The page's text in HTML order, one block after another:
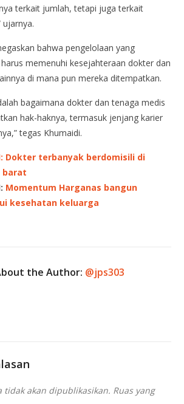
terkait jumlah, tetapi juga terkait
ujarnya.
bahwa pengelolaan yang
memenuhi kesejahteraan dokter dan
di mana pun mereka ditempatkan.
bagaimana dokter dan tenaga medis
hak-haknya, termasuk jenjang karier
tegas Khumaidi.
Dokter terbanyak berdomisili di
barat
Momentum Harganas bangun
kesehatan keluarga
the Author: @jps303
tidak akan dipublikasikan. Ruas yang